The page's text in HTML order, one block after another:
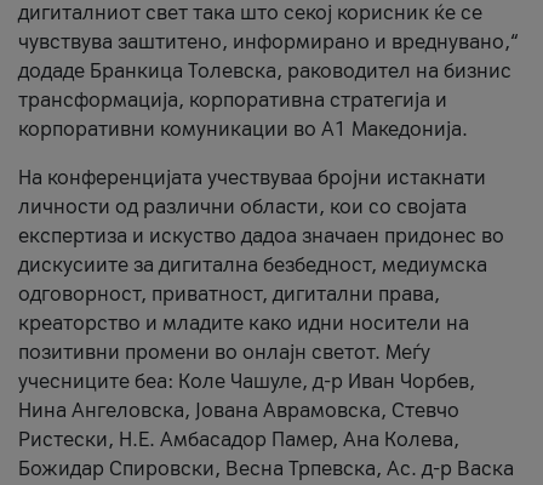
дигиталниот свет така што секој корисник ќе се
чувствува заштитено, информирано и вреднувано,“
додаде Бранкица Толевска, раководител на бизнис
трансформација, корпоративна стратегија и
корпоративни комуникации во А1 Македонија.
На конференцијата учествуваа бројни истакнати
личности од различни области, кои со својата
експертиза и искуство дадоа значаен придонес во
дискусиите за дигитална безбедност, медиумска
одговорност, приватност, дигитални права,
креаторство и младите како идни носители на
позитивни промени во онлајн светот. Меѓу
учесниците беа: Коле Чашуле, д-р Иван Чорбев,
Нина Ангеловска, Јована Аврамовска, Стевчо
Ристески, Н.Е. Амбасадор Памер, Ана Колева,
Божидар Спировски, Весна Трпевска, Ас. д-р Васка